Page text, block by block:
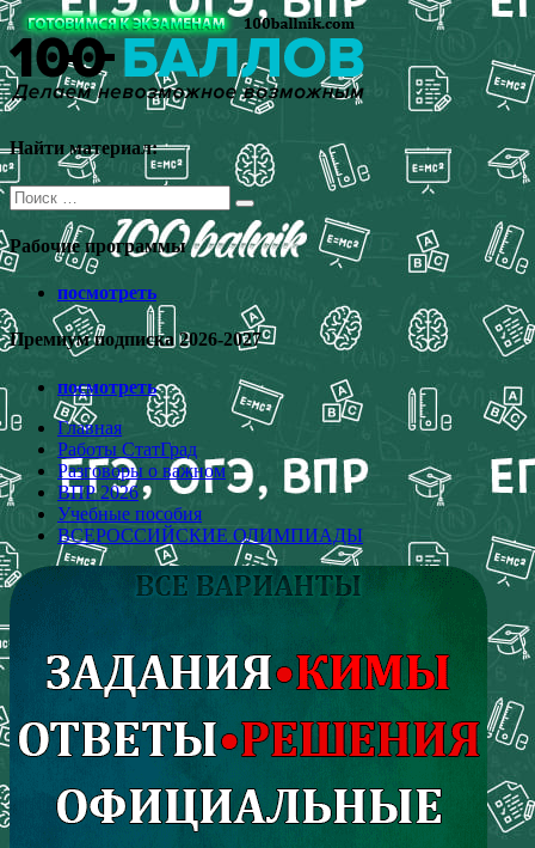
Перейти
к
содержимому
Найти материал:
Поиск
для:
Рабочие программы
посмотреть
Премиум подписка 2026-2027
посмотреть
Главная
Работы СтатГрад
Разговоры о важном
ВПР 2026
Учебные пособия
ВСЕРОССИЙСКИЕ ОЛИМПИАДЫ